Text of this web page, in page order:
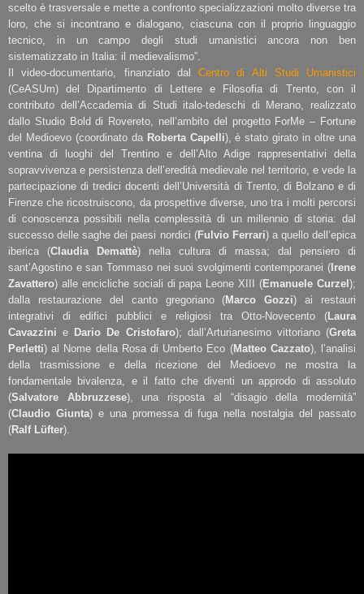
scelto è trasversale e mette a confronto specializzazioni molto diverse tra
loro, che si incontrano e dialogano, ciascuna con il proprio linguaggio
tecnico, in un campo degli studi umanistici ancora non ben
sistematizzato in Italia: il medievalismo”.
Il video-documentario, finanziato dal Centro di Alti Studi Umanistici
(CeASUm) del Dipartimento di Lettere e Filosofia di Trento, con il
contributo dell’Accademia di Studi italo-tedeschi di Merano, realizzato
dallo Studio Bold di Rovereto, nell’ambito del progetto ForMe – Fortune
del Medioevo (coordinato da Roberta Capelli), è stato girato in oltre una
ventina di luoghi del Trentino e dell’Alto Adige rappresentativi della
sopravvivenza e persistenza dell’eredità medievale nel territorio, e vede la
partecipazione di tredici docenti dell’Università di Trento, di Bolzano e di
Firenze che ricostruiscono, da prospettive diverse, uno tra i molti percorsi
di conoscenza possibili nella complessità di un millennio di storia: dal
successo delle saghe dei paesi nordici (Fulvio Ferrari) a quello dell’epica
iberica (Claudia Demattè) nella cultura di massa; dal pensiero di
sant’Agostino e san Tommaso nei suoi svolgimenti contemporanei ( Irene
Zavattero) alle encicliche sociali di papa Leone XIII (Emanuele Curzel);
dalla restaurazione del canto gregoriano (Marco Gozzi) ai restauri
integrativi di edifici pubblici e religiosi tra Otto-Novecento ( Laura
Cavazzini e Dario De Cristofaro); dall’Arturianesimo vittoriano (Greta
Perletti) al Nome della Rosa di Umberto Eco (Matteo Cazzato), l’analisi
della trasmissione e della ricezione del Medioevo ne mostra la
fondamentale bivalenza, e il fatto che diventi un approdo di assoluto
(Salvatore Abbruzzese), una risposta al “disagio della modernità”
(Claudio Giunta) e una promessa di fuga nella nostalgia del passato
(Ralf Lüfter).